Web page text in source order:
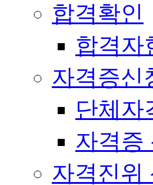
합격확인
합격자
자격증신
단체자
자격증
자격진위